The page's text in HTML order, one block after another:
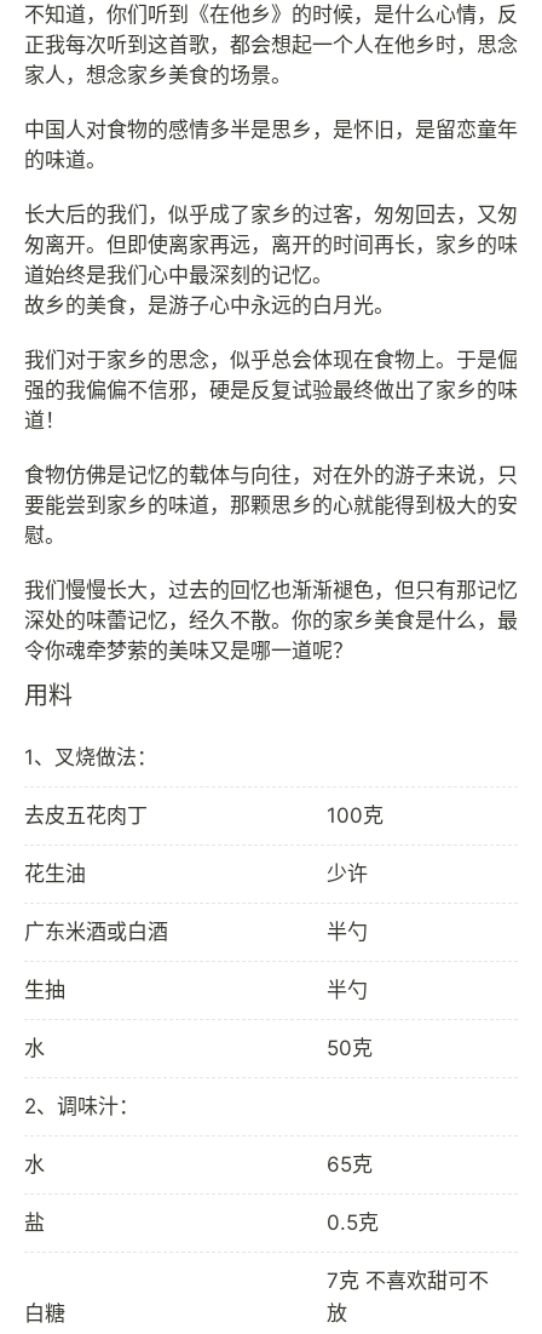
不知道，你们听到《在他乡》的时候，是什么心情，反
正我每次听到这首歌，都会想起一个人在他乡时，思念
家人，想念家乡美食的场景。
中国人对食物的感情多半是思乡，是怀旧，是留恋童年
的味道。
长大后的我们，似乎成了家乡的过客，匆匆回去，又匆
匆离开。但即使离家再远，离开的时间再长，家乡的味
道始终是我们心中最深刻的记忆。
故乡的美食，是游子心中永远的白月光。
我们对于家乡的思念，似乎总会体现在食物上。于是倔
强的我偏偏不信邪，硬是反复试验最终做出了家乡的味
道！
食物仿佛是记忆的载体与向往，对在外的游子来说，只
要能尝到家乡的味道，那颗思乡的心就能得到极大的安
慰。
我们慢慢长大，过去的回忆也渐渐褪色，但只有那记忆
深处的味蕾记忆，经久不散。你的家乡美食是什么，最
用料
1、叉烧做法：
去皮五花肉丁 100克
花生油 少许
广东米酒或白酒 半勺
生抽 半勺
水 50克
2、调味汁：
水 65克
盐 0.5克
白糖
7克 不喜欢甜可不
放